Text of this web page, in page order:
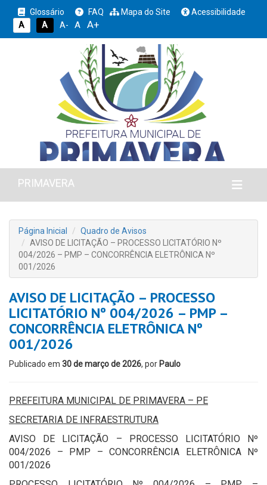
Glossário FAQ Mapa do Site
Acessibilidade
A
A A- A A+
PRIMAVERA
Página Inicial
Quadro de Avisos
AVISO DE LICITAÇÃO – PROCESSO LICITATÓRIO Nº
004/2026 – PMP – CONCORRÊNCIA ELETRÔNICA Nº
001/2026
AVISO DE LICITAÇÃO – PROCESSO
LICITATÓRIO Nº 004/2026 – PMP –
CONCORRÊNCIA ELETRÔNICA Nº
001/2026
Publicado em 30 de março de 2026, por Paulo
PREFEITURA MUNICIPAL DE PRIMAVERA – PE
SECRETARIA DE INFRAESTRUTURA
AVISO DE LICITAÇÃO – PROCESSO LICITATÓRIO Nº
004/2026 – PMP – CONCORRÊNCIA ELETRÔNICA Nº
001/2026